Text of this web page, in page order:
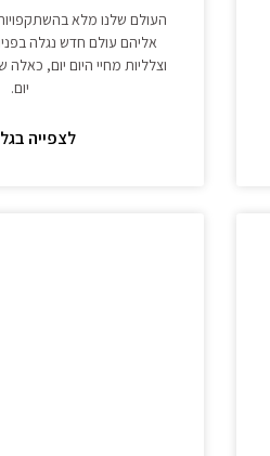
העולם שלנו מלא
אליהם עולם חדש נגלה
וצלליות מחיי היום יום, כאלה
יום.
לצפייה